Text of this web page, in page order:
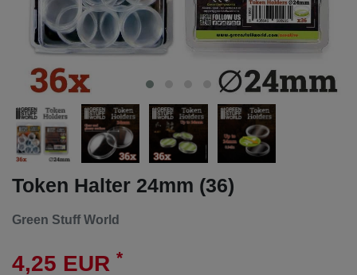
Token Halter 24mm (36)
Green Stuff World
4,25 EUR *